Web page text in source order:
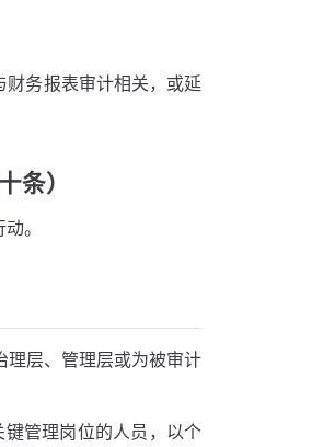
务报表审计相关，或延
条）
。
理层、管理层或为被审计
管理岗位的人员，以个